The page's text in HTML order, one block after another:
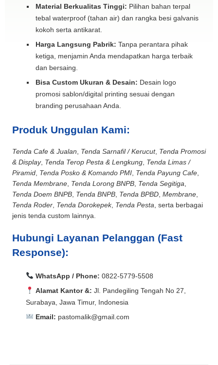
Material Berkualitas Tinggi: Pilihan bahan terpal
tebal waterproof (tahan air) dan rangka besi galvanis
kokoh serta antikarat.
Harga Langsung Pabrik: Tanpa perantara pihak
ketiga, menjamin Anda mendapatkan harga terbaik
dan bersaing.
Bisa Custom Ukuran & Desain: Desain logo
promosi sablon/digital printing sesuai dengan
branding perusahaan Anda.
Produk Unggulan Kami:
Tenda Cafe & Jualan Tenda Sarnafil / Kerucut, Tenda Promosi
& Display, Tenda Terop Pesta & Lengkung Tenda Limas /
Piramid Tenda Posko & Komando PMI Tenda Payung Cafe
Tenda Membrane Tenda Lorong BNPB Tenda Segitiga
Tenda Doem BNPB Tenda BNPB Tenda BPBD Membrane
Tenda Roder Tenda Dorokepek, Tenda Pesta , serta berbagai
jenis tenda custom lainnya.
Hubungi Layanan Pelanggan (Fast
Response):
WhatsApp / Phone: 0822-5779-5508
Alamat Kantor &: Jl. Pandegiling Tengah No 27,
Surabaya, Jawa Timur, Indonesia
Email: pastomalik@gmail.com